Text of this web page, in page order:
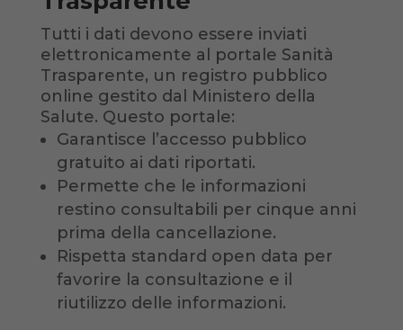
Tutti i dati devono essere inviati
elettronicamente al portale Sanità
Trasparente, un registro pubblico
online gestito dal Ministero della
Salute. Questo portale:
Garantisce l’accesso pubblico
gratuito ai dati riportati.
Permette che le informazioni
restino consultabili per cinque anni
prima della cancellazione.
Rispetta standard open data per
favorire la consultazione e il
riutilizzo delle informazioni.